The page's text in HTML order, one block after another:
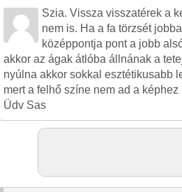
Szia. Vissza visszatérek a
nem is. Ha a fa törzsét
középpontja pont a jobb
akkor az ágak átlóba állnának a
nyúlna akkor sokkal esztétikusabb
mert a felhő színe nem ad a
Üdv Sas